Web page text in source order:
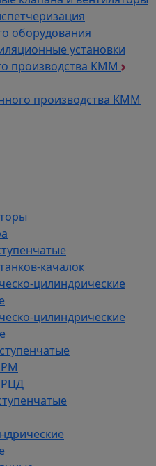
оборудования
установки
производства KMM
производства KMM
качалок
цилиндрические
цилиндрические
РМ
РЦД